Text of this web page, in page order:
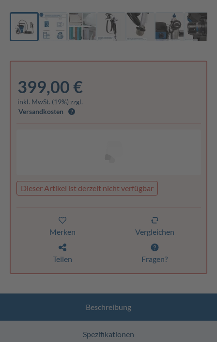
399,00 €
inkl. MwSt. (19%) zzgl.
Versandkosten
Dieser Artikel ist derzeit nicht verfügbar
Merken Vergleichen
Teilen Fragen?
Beschreibung
Spezifikationen